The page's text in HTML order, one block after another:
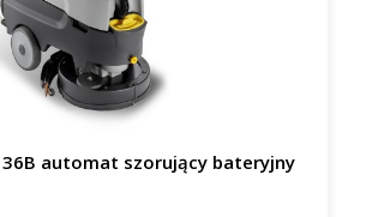
36B automat szorujący bateryjny